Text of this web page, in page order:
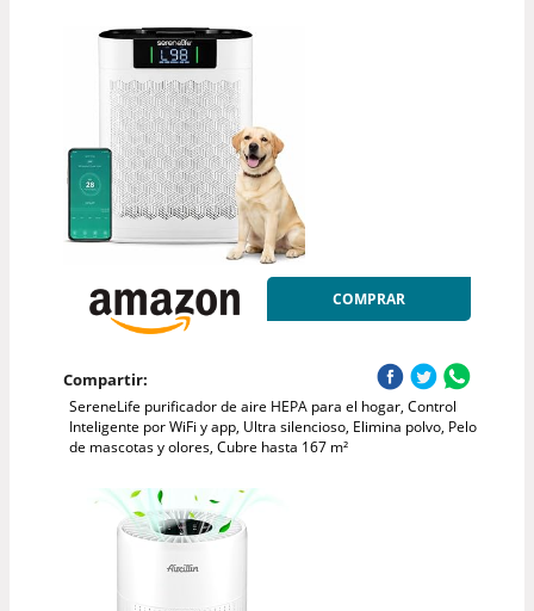
COMPRAR
Compartir:
SereneLife purificador de aire HEPA para el hogar, Control
Inteligente por WiFi y app, Ultra silencioso, Elimina polvo, Pelo
de mascotas y olores, Cubre hasta 167 m²